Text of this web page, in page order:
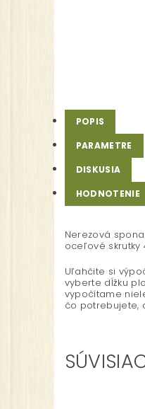
POPIS
PARAMETRE
DISKUSIA
HODNOTENIE
Nerezová
oceľové skrutky
Uľahčite si
vyberte dĺžku
vypočítame
čo potrebujete,